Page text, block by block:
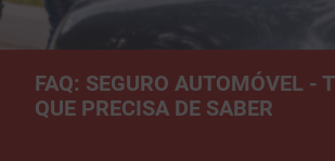
FAQ: SEGURO AUTOMÓVEL -
QUE PRECISA DE SABER